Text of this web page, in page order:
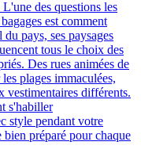
des questions les
est comment
pays, ses paysages
tous le choix des
Des rues animées de
plages immaculées,
vestimentaires différents.
s'habiller
style pendant votre
bien préparé pour chaque